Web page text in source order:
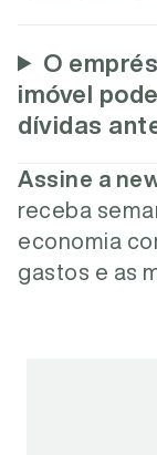
O
imóvel
dívidas
Assine a
receba
economia
gastos e as